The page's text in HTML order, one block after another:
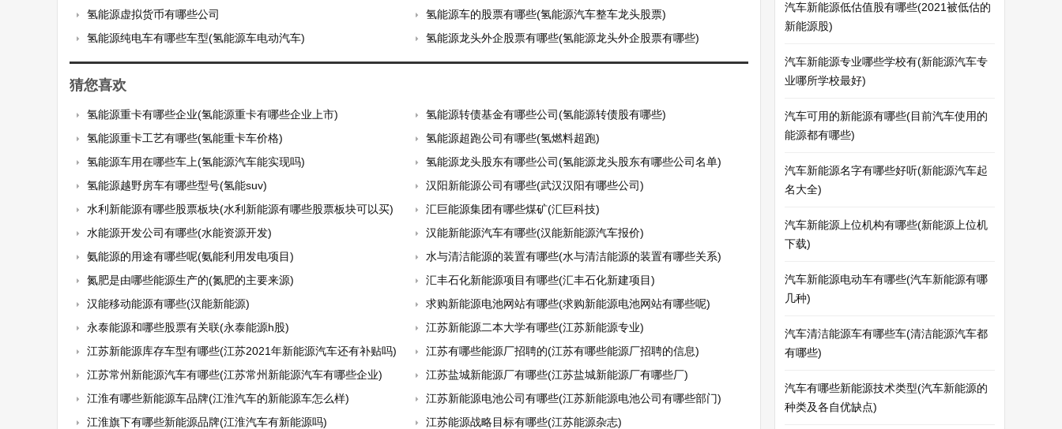
氢能源虚拟货币有哪些公司
氢能源车的股票有哪些(氢能源汽车整车龙头股票)
氢能源纯电车有哪些车型(氢能源车电动汽车)
氢能源龙头外企股票有哪些(氢能源龙头外企股票有哪些)
猜您喜欢
氢能源重卡有哪些企业(氢能源重卡有哪些企业上市)
氢能源转债基金有哪些公司(氢能源转债股有哪些)
氢能源重卡工艺有哪些(氢能重卡车价格)
氢能源超跑公司有哪些(氢燃料超跑)
氢能源车用在哪些车上(氢能源汽车能实现吗)
氢能源龙头股东有哪些公司(氢能源龙头股东有哪些公司名单)
氢能源越野房车有哪些型号(氢能suv)
汉阳新能源公司有哪些(武汉汉阳有哪些公司)
水利新能源有哪些股票板块(水利新能源有哪些股票板块可以买)
汇巨能源集团有哪些煤矿(汇巨科技)
水能源开发公司有哪些(水能资源开发)
汉能新能源汽车有哪些(汉能新能源汽车报价)
氨能源的用途有哪些呢(氨能利用发电项目)
水与清洁能源的装置有哪些(水与清洁能源的装置有哪些关系)
氮肥是由哪些能源生产的(氮肥的主要来源)
汇丰石化新能源项目有哪些(汇丰石化新建项目)
汉能移动能源有哪些(汉能新能源)
求购新能源电池网站有哪些(求购新能源电池网站有哪些呢)
永泰能源和哪些股票有关联(永泰能源h股)
江苏新能源二本大学有哪些(江苏新能源专业)
江苏新能源库存车型有哪些(江苏2021年新能源汽车还有补贴吗)
江苏有哪些能源厂招聘的(江苏有哪些能源厂招聘的信息)
江苏常州新能源汽车有哪些(江苏常州新能源汽车有哪些企业)
江苏盐城新能源厂有哪些(江苏盐城新能源厂有哪些厂)
江淮有哪些新能源车品牌(江淮汽车的新能源车怎么样)
江苏新能源电池公司有哪些(江苏新能源电池公司有哪些部门)
江淮旗下有哪些新能源品牌(江淮汽车有新能源吗)
江苏能源战略目标有哪些(江苏能源杂志)
汽车新能源低估值股有哪些(2021被低估的
新能源股)
汽车新能源专业哪些学校有(新能源汽车专
业哪所学校最好)
汽车可用的新能源有哪些(目前汽车使用的
能源都有哪些)
汽车新能源名字有哪些好听(新能源汽车起
名大全)
汽车新能源上位机构有哪些(新能源上位机
下载)
汽车新能源电动车有哪些(汽车新能源有哪
几种)
汽车清洁能源车有哪些车(清洁能源汽车都
有哪些)
汽车有哪些新能源技术类型(汽车新能源的
种类及各自优缺点)